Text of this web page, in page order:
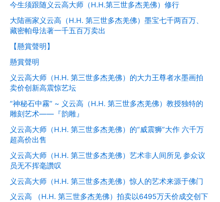
今生须跟随义云高大师（H.H.第三世多杰羌佛）修行
大陆画家义云高（H.H. 第三世多杰羌佛）墨宝七千两百万、
藏密帕母法著一千五百万卖出
【懸賞聲明】
懸賞聲明
义云高大师（H.H. 第三世多杰羌佛）的大力王尊者水墨画拍
卖价创新高震惊艺坛
“神秘石中霧” ~ 义云高（H.H. 第三世多杰羌佛）教授独特的
雕刻艺术——『韵雕』
义云高大师（H.H. 第三世多杰羌佛）的“威震狮”大作 六千万
超高价出售
义云高大师（H.H. 第三世多杰羌佛）艺术非人间所见 参众议
员无不挥毫讚叹
义云高大师（H.H. 第三世多杰羌佛）惊人的艺术来源于佛门
义云高 （H.H. 第三世多杰羌佛）拍卖以6495万天价成交创下